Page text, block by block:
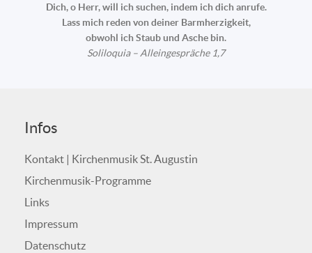
Dich, o Herr, will ich suchen, indem ich dich anrufe.
Lass mich reden von deiner Barmherzigkeit,
obwohl ich Staub und Asche bin.
Soliloquia – Alleingespräche 1,7
Infos
Kontakt | Kirchenmusik St. Augustin
Kirchenmusik-Programme
Links
Impressum
Datenschutz